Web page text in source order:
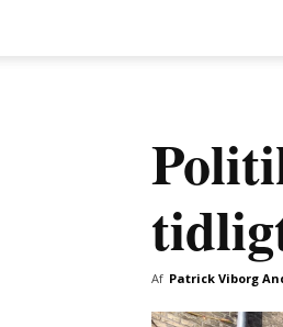
Af Patrick Viborg